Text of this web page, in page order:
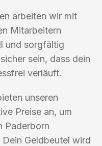
arbeiten wir mit
Mitarbeitern
und sorgfältig
sein, dass dein
verläuft.
unseren
Preise an, um
Paderborn
Geldbeutel wird